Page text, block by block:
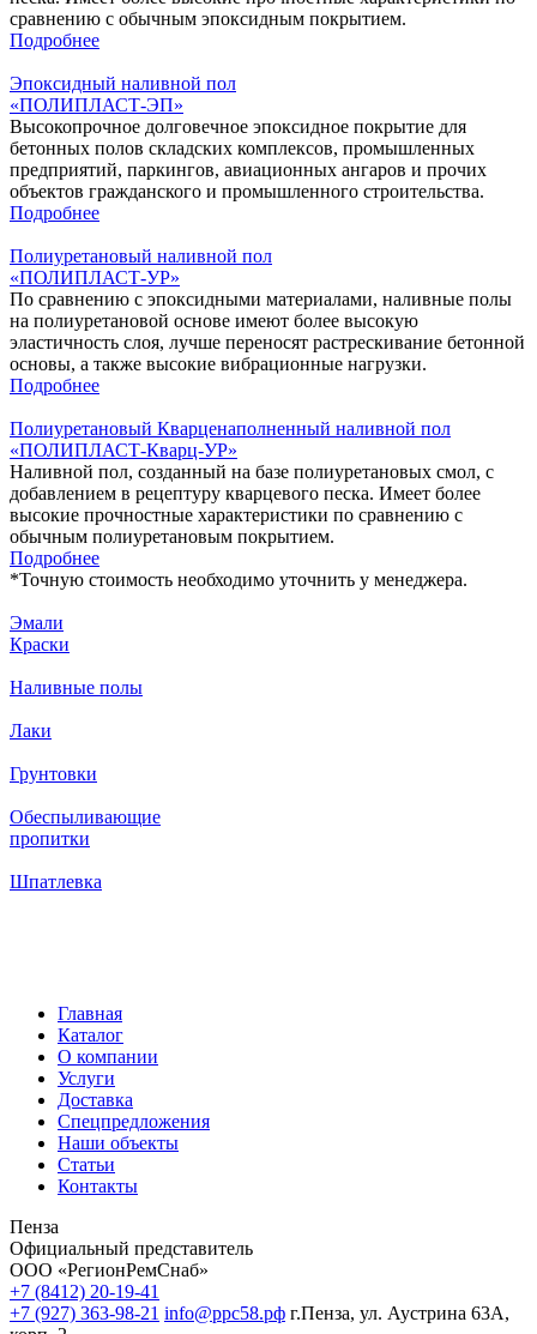
сравнению с обычным эпоксидным покрытием.
Подробнее
Эпоксидный наливной пол
«‎ПОЛИПЛАСТ-ЭП»
Высокопрочное долговечное эпоксидное покрытие для
бетонных полов складских комплексов, промышленных
предприятий, паркингов, авиационных ангаров и прочих
объектов гражданского и промышленного строительства.
Подробнее
Полиуретановый наливной пол
«ПОЛИПЛАСТ-УР»
По сравнению с эпоксидными материалами, наливные полы
на полиуретановой основе имеют более высокую
эластичность слоя, лучше переносят растрескивание бетонной
основы, а также высокие вибрационные нагрузки.
Подробнее
Полиуретановый Кварценаполненный наливной пол
«ПОЛИПЛАСТ-Кварц-УР»
Наливной пол, созданный на базе полиуретановых смол, с
добавлением в рецептуру кварцевого песка. Имеет более
высокие прочностные характеристики по сравнению с
обычным полиуретановым покрытием.
Подробнее
*Точную стоимость необходимо уточнить у менеджера.
Эмали
Краски
Наливные полы
Лаки
Грунтовки
Обеспыливающие
пропитки
Шпатлевка
Главная
Каталог
О компании
Услуги
Доставка
Спецпредложения
Наши объекты
Статьи
Контакты
Пенза
Официальный представитель
ООО «РегионРемСнаб»
+7 (8412) 20-19-41
+7 (927) 363-98-21 info@ррс58.рф г.Пенза, ул. Аустрина 63А,